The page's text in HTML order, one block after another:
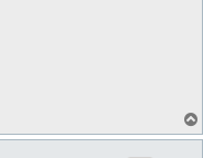
disk-0.qcow2